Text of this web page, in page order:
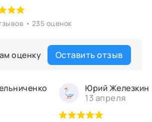
• 235 оценок
оценку Оставить отзыв
Юрий Железкин
13 апреля